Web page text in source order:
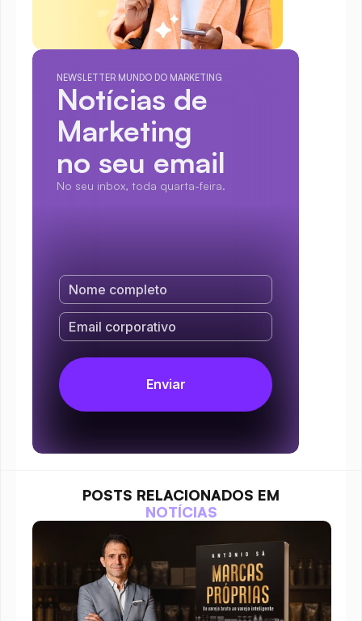
NEWSLETTER MUNDO DO MARKETING
Notícias de
Marketing
no seu email
No seu inbox, toda quarta-feira.
POSTS RELACIONADOS EM
NOTÍCIAS